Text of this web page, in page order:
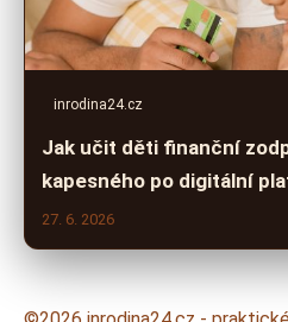
inrodina24.cz
Jak učit děti finanční
kapesného po digitální
27. 6. 2026